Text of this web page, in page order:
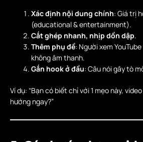
Xác định nội dung chính: Giá trị
(educational & entertainment).
Cắt ghép nhanh, nhịp dồn dập.
Thêm phụ đề: Người xem
không âm thanh.
Gắn hook ở đầu: Câu nói gây tò
Ví dụ: “Bạn có biết chỉ với 1 mẹo này,
hướng ngay?”